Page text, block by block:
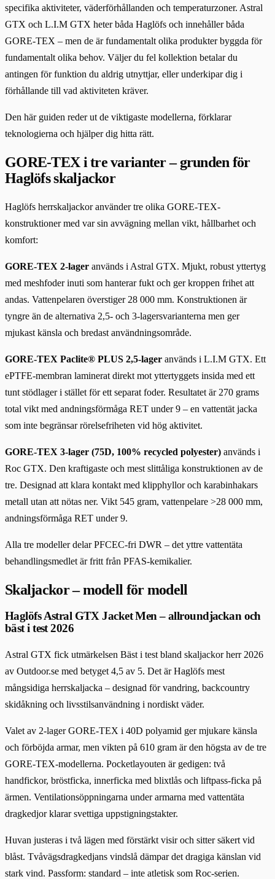
specifika aktiviteter, väderförhållanden och temperaturzoner. Astral
GTX och L.I.M GTX heter båda Haglöfs och innehåller båda
GORE-TEX – men de är fundamentalt olika produkter byggda för
fundamentalt olika behov. Väljer du fel kollektion betalar du
antingen för funktion du aldrig utnyttjar, eller underkipar dig i
förhållande till vad aktiviteten kräver.
Den här guiden reder ut de viktigaste modellerna, förklarar
teknologierna och hjälper dig hitta rätt.
GORE-TEX i tre varianter – grunden för
Haglöfs skaljackor
Haglöfs herrskaljackor använder tre olika GORE-TEX-
konstruktioner med var sin avvägning mellan vikt, hållbarhet och
komfort:
GORE-TEX 2-lager används i Astral GTX. Mjukt, robust yttertyg
med meshfoder inuti som hanterar fukt och ger kroppen frihet att
andas. Vattenpelaren överstiger 28 000 mm. Konstruktionen är
tyngre än de alternativa 2,5- och 3-lagersvarianterna men ger
mjukast känsla och bredast användningsområde.
GORE-TEX Paclite® PLUS 2,5-lager används i L.I.M GTX. Ett
ePTFE-membran laminerat direkt mot yttertyggets insida med ett
tunt stödlager i stället för ett separat foder. Resultatet är 270 grams
total vikt med andningsförmåga RET under 9 – en vattentät jacka
som inte begränsar rörelsefriheten vid hög aktivitet.
GORE-TEX 3-lager (75D, 100% recycled polyester) används i
Roc GTX. Den kraftigaste och mest slittåliga konstruktionen av de
tre. Designad att klara kontakt med klipphyllor och karabinhakars
metall utan att nötas ner. Vikt 545 gram, vattenpelare >28 000 mm,
andningsförmåga RET under 9.
Alla tre modeller delar PFCEC-fri DWR – det yttre vattentäta
behandlingsmedlet är fritt från PFAS-kemikalier.
Skaljackor – modell för modell
Haglöfs Astral GTX Jacket Men – allroundjackan och
bäst i test 2026
Astral GTX fick utmärkelsen Bäst i test bland skaljackor herr 2026
av Outdoor.se med betyget 4,5 av 5. Det är Haglöfs mest
mångsidiga herrskaljacka – designad för vandring, backcountry
skidåkning och livsstilsanvändning i nordiskt väder.
Valet av 2-lager GORE-TEX i 40D polyamid ger mjukare känsla
och förböjda armar, men vikten på 610 gram är den högsta av de tre
GORE-TEX-modellerna. Pocketlayouten är gedigen: två
handfickor, bröstficka, innerficka med blixtlås och liftpass-ficka på
ärmen. Ventilationsöppningarna under armarna med vattentäta
dragkedjor klarar svettiga uppstigningstakter.
Huvan justeras i två lägen med förstärkt visir och sitter säkert vid
blåst. Tvåvägsdragkedjans vindslå dämpar det dragiga känslan vid
stark vind. Passform: standard – inte atletisk som Roc-serien.